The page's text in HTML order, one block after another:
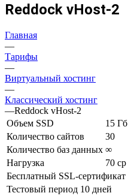
Reddock vHost-2
Главная
—
Тарифы
—
Виртуальный хостинг
—
Классический хостинг
—Reddock vHost-2
Объем SSD
15 Гб
Количество сайтов
30
Количество баз данных ∞
Нагрузка
70 cp
Бесплатный SSL-сертификат
Тестовый период 10 дней